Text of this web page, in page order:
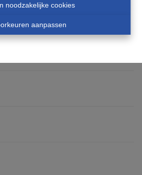
noodzakelijke cookies
aanpassen